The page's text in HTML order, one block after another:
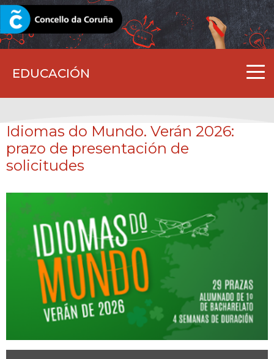
EDUCACIÓN
CORUNA.GAL
Idiomas do Mundo. Verán 2026:
prazo de presentación de
solicitudes